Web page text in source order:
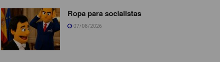
Ropa para socialistas
07/08/2026